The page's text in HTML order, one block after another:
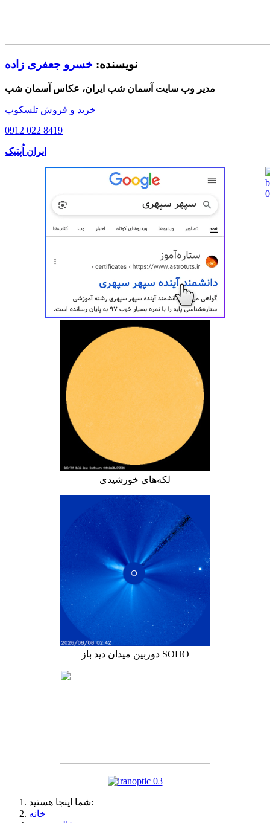
نویسنده: خسرو جعفری زاده
مدیر وب سایت آسمان شب ایران، عکاس آسمان شب
خرید و فروش تلسکوپ
0912 022 8419
ایران اُپتیک
لکه‌های خورشیدی
دوربین میدان دید باز SOHO
شما اینجا هستید:
خانه